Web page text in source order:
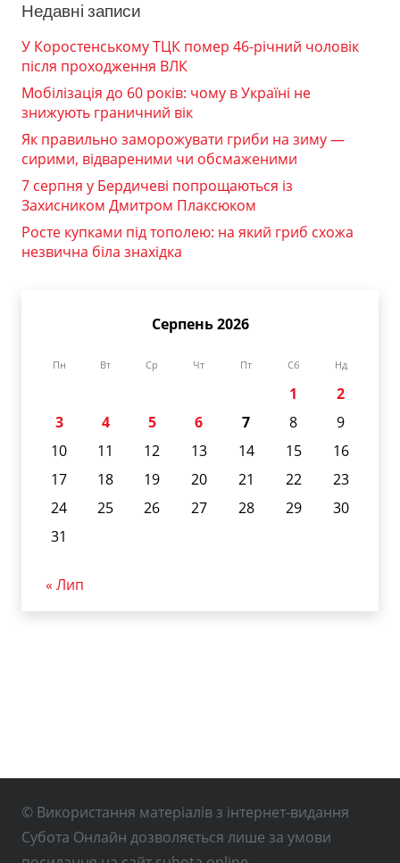
Недавні записи
У Коростенському ТЦК помер 46-річний чоловік
після проходження ВЛК
Мобілізація до 60 років: чому в Україні не
знижують граничний вік
Як правильно заморожувати гриби на зиму —
сирими, відвареними чи обсмаженими
7 серпня у Бердичеві попрощаються із
Захисником Дмитром Плаксюком
Росте купками під тополею: на який гриб схожа
незвична біла знахідка
Серпень 2026
Пн Вт Ср Чт Пт Сб Нд
1
2
3
4 5 6 7 8
9
10
11 12 13 14 15
16
17
18 19 20 21 22
23
24
25 26 27 28 29
30
31
« Лип
© Використання матеріалів з інтернет-видання
Субота Онлайн дозволяється лише за умови